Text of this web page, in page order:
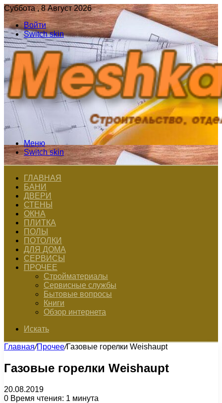
Суббота , 8 Август 2026
Войти
Switch skin
Меню
Switch skin
ГЛАВНАЯ
БАНИ
ДВЕРИ
СТЕНЫ
ОКНА
ПЛИТКА
ПОЛЫ
ПОТОЛКИ
ДЛЯ ДОМА
СЕРВИСЫ
ПРОЧЕЕ
Стройматериалы
Сервисные службы
Бытовые вопросы
Книги
Обзор интернета
Искать
Главная/Прочее/Газовые горелки Weishaupt
Газовые горелки Weishaupt
20.08.2019
0 Время чтения: 1 минута